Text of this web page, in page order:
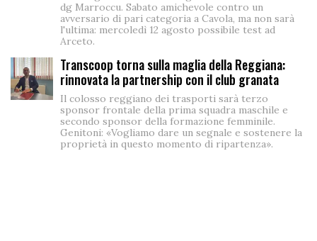
dg Marroccu. Sabato amichevole contro un
avversario di pari categoria a Cavola, ma non sarà
l'ultima: mercoledì 12 agosto possibile test ad
Arceto.
Transcoop torna sulla maglia della Reggiana:
rinnovata la partnership con il club granata
Il colosso reggiano dei trasporti sarà terzo
sponsor frontale della prima squadra maschile e
secondo sponsor della formazione femminile.
Genitoni: «Vogliamo dare un segnale e sostenere la
proprietà in questo momento di ripartenza».